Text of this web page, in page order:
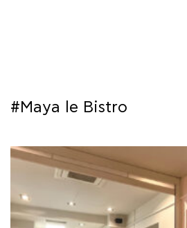
ΣΥΝΕΡΓΕΙΕΣ
ΒΙΒΛΙΟΘΗΚΗ
#Maya le Bistro